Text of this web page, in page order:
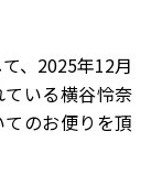
、2025年12月
いる横谷怜奈
のお便りを頂